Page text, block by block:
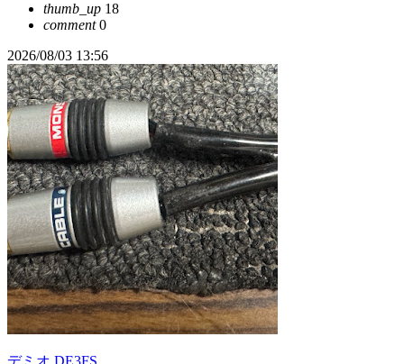
thumb_up 18
comment0
2026/08/03 13:56